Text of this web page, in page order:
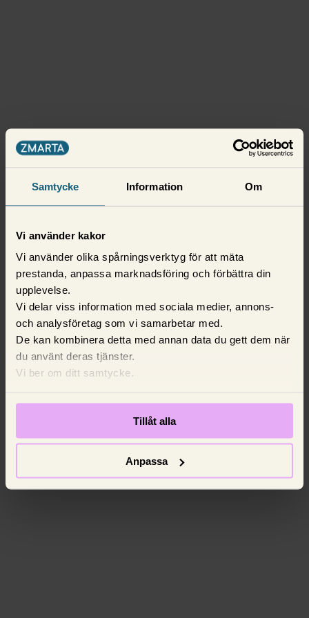
Samtycke Information Om
Vi använder kakor
Vi använder olika spårningsverktyg för att mäta
prestanda, anpassa marknadsföring och förbättra din
upplevelse.
Vi delar viss information med sociala medier, annons-
och analysföretag som vi samarbetar med.
De kan kombinera detta med annan data du gett dem när
du använt deras tjänster.
Vi ber om ditt samtycke.
Tillåt alla
Anpassa